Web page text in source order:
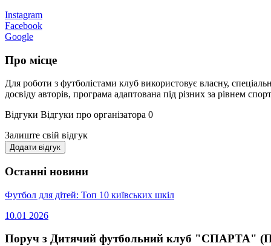
Instagram
Facebook
Google
Про місце
Для роботи з футболістами клуб використовує власну,
досвіду авторів, програма адаптована під різних за рівнем
Відгуки Відгуки про організатора 0
Залиште свій відгук
Додати відгук
Останні новини
Футбол для дітей: Топ 10 київських шкіл
10.01 2026
Поруч з Дитячий футбольний клуб "СПАРТА"